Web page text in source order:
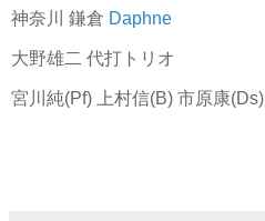
神奈川 鎌倉 Daphne
大野雄二 代打トリオ
宮川純(Pf) 上村信(B) 市原康(Ds)